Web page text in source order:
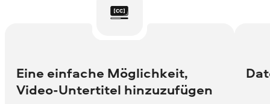
Eine einfache Möglichkeit,
Video-Untertitel hinzuzufügen